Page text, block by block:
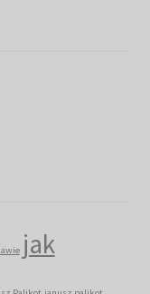
jak